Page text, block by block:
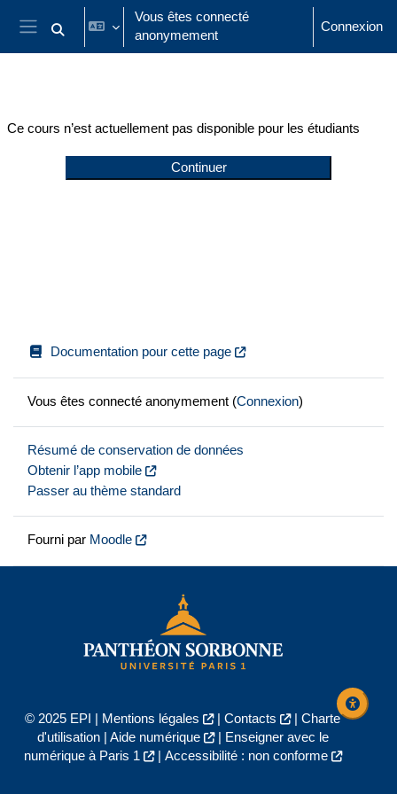
Passer au contenu principal
Panneau latéral
Activer/désactiver la saisie de recherche
Vous êtes connecté
anonymement
Connexion
Ce cours n’est actuellement pas disponible pour les étudiants
Continuer
Documentation pour cette page
Vous êtes connecté anonymement (Connexion)
Résumé de conservation de données
Obtenir l’app mobile
Passer au thème standard
Fourni par Moodle
© 2025 EPI | Mentions légales | Contacts | Charte
d'utilisation| Aide numérique |
Enseigner avec le
numérique à Paris 1
| Accessibilité : non conforme